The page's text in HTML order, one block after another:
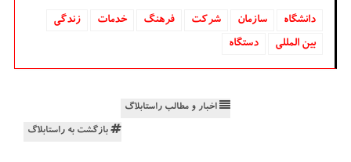
دانشگاه‌ سازمان شركت فرهنگ خدمات
زندگی
بین المللی
دستگاه
اخبار و مطالب راستابلاگ
بازگشت به راستابلاگ